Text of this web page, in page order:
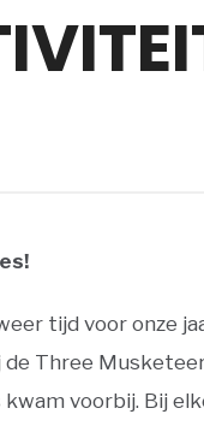
tijd voor onze
Three
kwam voorbij. Bij